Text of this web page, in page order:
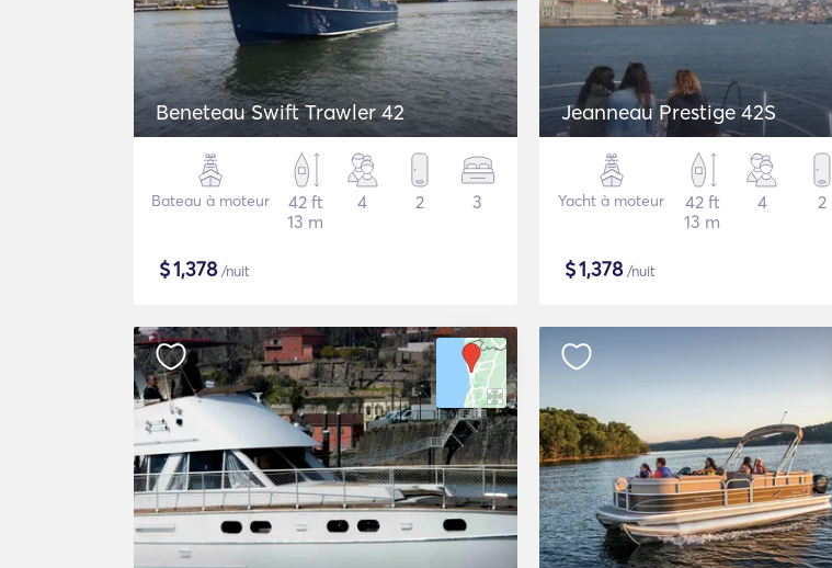
Beneteau Swift Trawler 42
Bateau à moteur
42 ft
13 m
4 2 3
$1,378/nuit
Jeanneau Prestige 42S
Yacht à moteur
42 ft
13 m
4 2
$1,378/nuit